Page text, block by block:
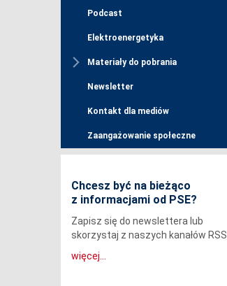
Podcast
Elektroenergetyka
Materiały do pobrania
Newsletter
Kontakt dla mediów
Zaangażowanie społeczne
Chcesz być na bieżąco
z informacjami od PSE?
Zapisz się do newslettera lub
skorzystaj z naszych kanałów RSS.
więcej...